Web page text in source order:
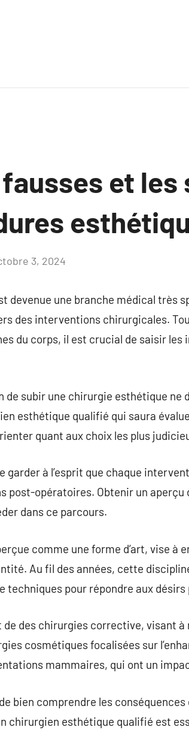
et
3, 2024
devenue une branche médical très
des interventions chirurgicales.
du corps, il est crucial de saisir
de subir une chirurgie esthétique
esthétique qualifié qui saura
quant aux choix les plus
garder à l’esprit que chaque
post-opératoires. Obtenir un
dans ce parcours.
comme une forme d’art, vise à
Au fil des années, cette
techniques pour répondre aux
de des chirurgies corrective, visant
cosmétiques focalisées sur
mammaires, qui ont un
bien comprendre les
chirurgien esthétique qualifié est